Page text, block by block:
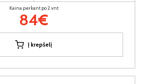
Kaina perkant po 2 vnt
84€
Į krepšelį